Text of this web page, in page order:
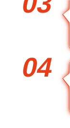
04